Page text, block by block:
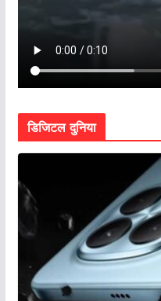
डिजिटल दुनिया